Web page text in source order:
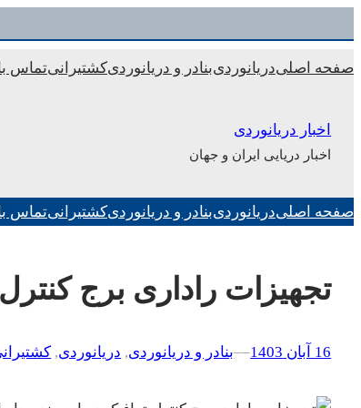
به
محتوا
صفحه اصلیدریانوردیبنادر و دریانوردیکشتیرانیتماس
اخبار دریانوردی
اخبار دریایی ایران و جهان
صفحه اصلیدریانوردیبنادر و دریانوردیکشتیرانیتماس
تجهیزات راداری برج
16 آبان 1403 –
–بنادر و دریانوردی, دریانوردی,